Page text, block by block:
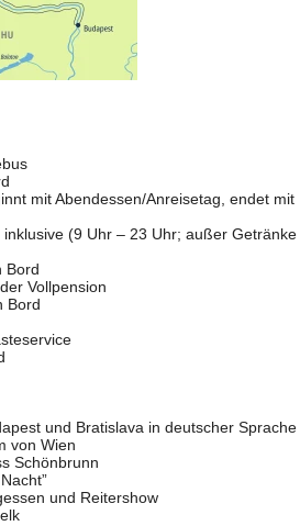
Abendmenü
der gesamten Reise (es sind keine
Ermessen
Karten (mit VISA- oder
sind Getränke der Exklusivkarte)
mit Abendessen/Anreisetag, endet mit
(9 Uhr – 23 Uhr; außer Getränke
Bord
Vollpension
Bord
und Bratislava in deutscher Sprache
von Wien
Schönbrunn
und Reitershow